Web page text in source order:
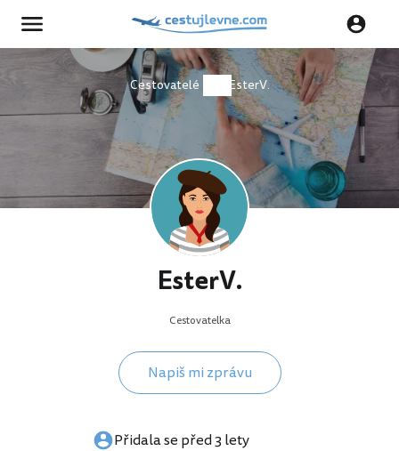
Cestovatelé EsterV.
EsterV.
Cestovatelka
Napiš mi zprávu
Přidala se před 3 lety